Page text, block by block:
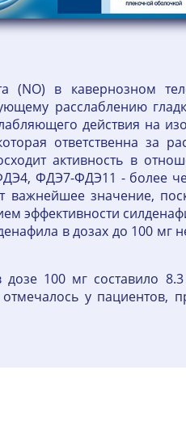
(NO) в кавернозном
расслаблению
действия на
ответственна за
активность в
ФДЭ7-ФДЭ11 - более
значение,
эффективности
в дозах до 100 мг
100 мг составило
у пациентов,